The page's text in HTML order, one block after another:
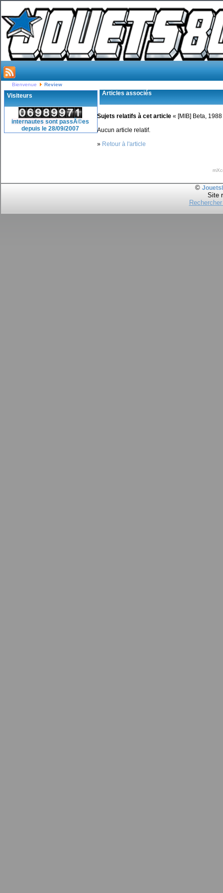
Bienvenue Review
Visiteurs
internautes sont passÃ©es
depuis le 28/09/2007
Articles associés
Sujets relatifs à cet article « [MIB] Beta,
Aucun article relatif.
» Retour à l'article
©
Site